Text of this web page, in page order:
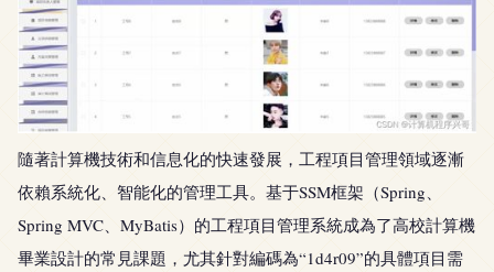
隨著計算機技術和信息化的快速發展，工程項目管理領域逐漸
依賴系統化、智能化的管理工具。基于SSM框架（Spring、
Spring MVC、MyBatis）的工程項目管理系統成為了高校計算機
畢業設計的常見課題，尤其針對編碼為“1d4r09”的具體項目需